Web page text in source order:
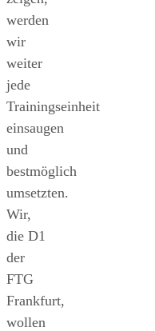
werden
wir
weiter
jede
Trainingseinheit
einsaugen
und
bestmöglich
umsetzten.
Wir,
die D1
der
FTG
Frankfurt,
wollen